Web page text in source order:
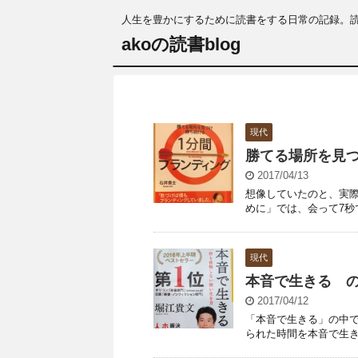
人生を豊かにするために読書をする日常の記録。
akoの読書blog
現代
勝てる場所を見
2017/04/13
想像していたのと、実
めに」では、会って7
現代
本音で生きる
2017/04/12
「本音で生きる」の中
られた時間を本音で生